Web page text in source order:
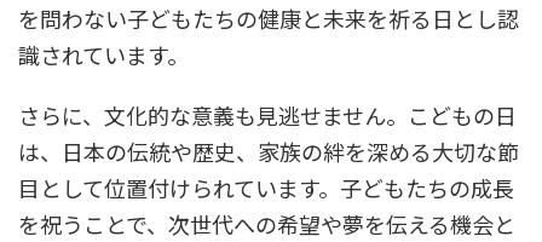
を問わない子どもたちの健康と未来を祈る日とし認
識されています。
さらに、文化的な意義も見逃せません。こどもの日
は、日本の伝統や歴史、家族の絆を深める大切な節
目として位置付けられています。子どもたちの成長
を祝うことで、次世代への希望や夢を伝える機会と